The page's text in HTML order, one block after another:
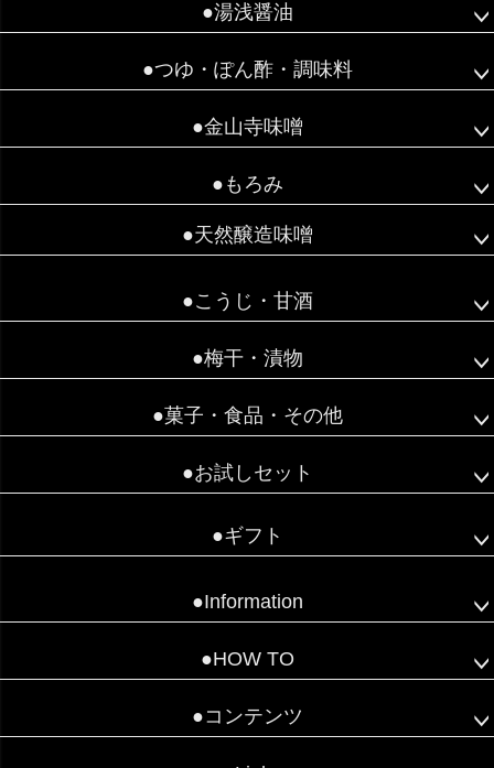
●湯浅醤油
●つゆ・ぽん酢・調味料
●金山寺味噌
●もろみ
●天然醸造味噌
●こうじ・甘酒
●梅干・漬物
●菓子・食品・その他
●お試しセット
●ギフト
●Information
●HOW TO
●コンテンツ